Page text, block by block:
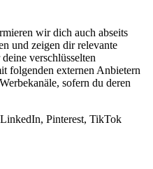
wir dich auch abseits
und zeigen dir relevante
verschlüsselten
folgenden externen Anbietern
sofern du deren
Pinterest, TikTok